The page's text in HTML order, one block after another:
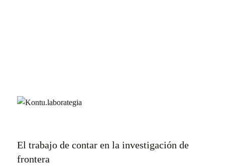
El trabajo de contar en la investigación de
frontera